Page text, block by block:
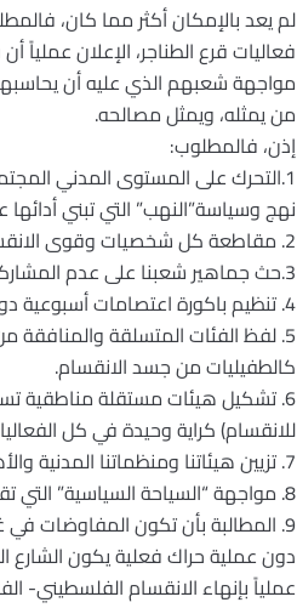
لم يعد بالإمكان أكثر مما كان،
فعاليات قرع الطناجر، الإعلان
مواجهة شعبهم الذي عليه أن
من يمثله، ويمثل مصالحه.
إذن، فالمطلوب:
1.التحرك على المستوى المدني
نهج وسياسة”النهب” التي تبني أدائها
2. مقاطعة كل شخصيات وقوى الانقسام إعلاميا، ومحاصرة فعالياتهم.
3.حث جماهير شعبنا على عدم المشاركة بفعاليات قوى الانقسام الجماهيرية.
4. تنظيم باكورة اعتصامات أسبوعية دورية في المدارس الثانوية، والجامعات، والمعاهد، والأندية، والمستشفيات، والعيادات العامة.
5. لفظ الفئات المتسلقة
كالطفيليات من جسد الانقسام.
6. تشكيل هيئات مستقلة مناطقية
للانقسام) كراية وحيدة في كل
7. تزيين هيئاتنا ومنظماتنا المدنية والأهلية برايات ترمز للحداد الدائم بلون اسود، تعبيراً عن رفض الانقسام.
8. مواجهة “السياحة السياسية” التي تقوم بها الوفود المشاركة في مفاوضات مصر، ومنعها من الخروج من على معبري رفح وأريحا.
9. المطالبة بأن تكون المفاوضات في غزة ورام الله وحضور الوسيط.
دون عملية حراك فعلية يكون الشارع
عملياً بإنهاء الانقسام الفلسطيني-